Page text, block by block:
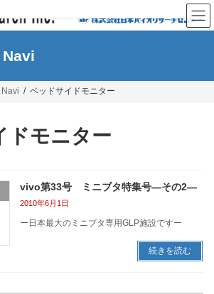
Navi ベッドサイドモニター
ドモニター
vivo第33号 ミニブタ特集号―その2―
2010年6月1日
ー日本最大のミニブタ専用GLP施設ですー
続きを読む